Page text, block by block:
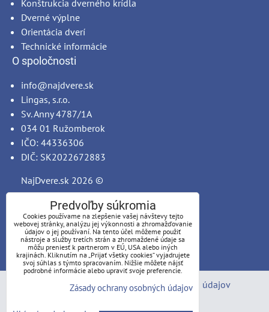
Konštrukcia dverného krídla
Dverné výplne
Orientácia dverí
Technické informácie
O spoločnosti
info@najdvere.sk
Lingas, s.r.o.
Sv. Anny 4787/1A
034 01 Ružomberok
IČO: 44336306
DIČ: SK2022672883
NajDvere.sk 2026 ©
Predvoľby súkromia
Zásady ochrany osobných údajov
Predvoľby súkromia
Cookies používame na zlepšenie vašej návštevy tejto
webovej stránky, analýzu jej výkonnosti a zhromažďovanie
údajov o jej používaní. Na tento účel môžeme použiť
nástroje a služby tretích strán a zhromaždené údaje sa
môžu preniesť k partnerom v EÚ, USA alebo iných
krajinách. Kliknutím na „Prijať všetky cookies“ vyjadrujete
svoj súhlas s týmto spracovaním. Nižšie môžete nájsť
podrobné informácie alebo upraviť svoje preferencie.
Zásady ochrany osobných údajov